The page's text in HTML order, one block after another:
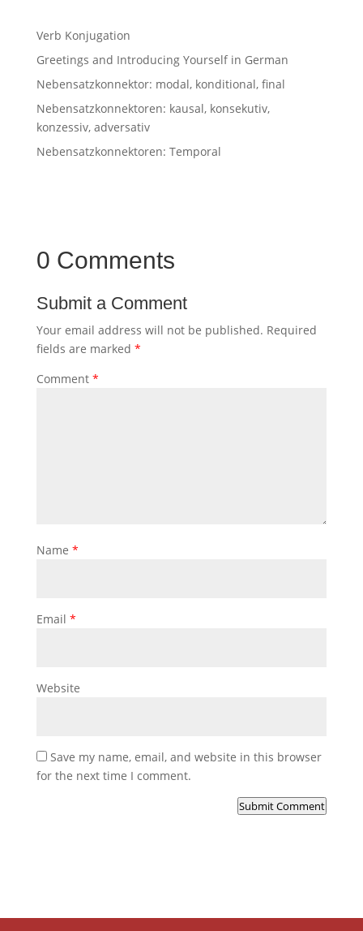
Verb Konjugation
Greetings and Introducing Yourself in German
Nebensatzkonnektor: modal, konditional, final
Nebensatzkonnektoren: kausal, konsekutiv,
konzessiv, adversativ
Nebensatzkonnektoren: Temporal
0 Comments
Submit a Comment
Your email address will not be published. Required
fields are marked *
Comment *
Name *
Email *
Website
Save my name, email, and website in this browser
for the next time I comment.
Submit Comment